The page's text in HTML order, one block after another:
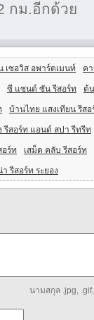
กม.อีกด้วย
เซอวิส อพาร์ตเมนท์ ค
ซี แซนด์ ซัน รีสอร์ท ต้
บ้านไทย แสงเทียน รีสอ
รีสอร์ท แอนด์ สปา รีทรีท
อร์ท เสม็ด คลับ รีสอร์ท
รีสอร์ท ระยอง
นามสกุล .jpg,